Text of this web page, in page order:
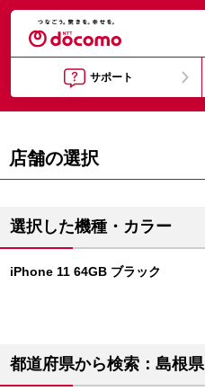
サポート
店舗の選択
選択した機種・カラー
iPhone 11 64GB ブラック
都道府県から検索：島根県